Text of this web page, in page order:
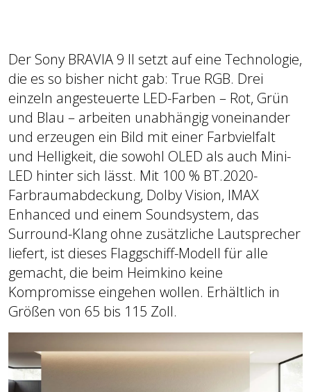
Der Sony BRAVIA 9 II setzt auf eine Technologie,
die es so bisher nicht gab: True RGB. Drei
einzeln angesteuerte LED-Farben – Rot, Grün
und Blau – arbeiten unabhängig voneinander
und erzeugen ein Bild mit einer Farbvielfalt
und Helligkeit, die sowohl OLED als auch Mini-
LED hinter sich lässt. Mit 100 % BT.2020-
Farbraumabdeckung, Dolby Vision, IMAX
Enhanced und einem Soundsystem, das
Surround-Klang ohne zusätzliche Lautsprecher
liefert, ist dieses Flaggschiff-Modell für alle
gemacht, die beim Heimkino keine
Kompromisse eingehen wollen. Erhältlich in
Größen von 65 bis 115 Zoll.